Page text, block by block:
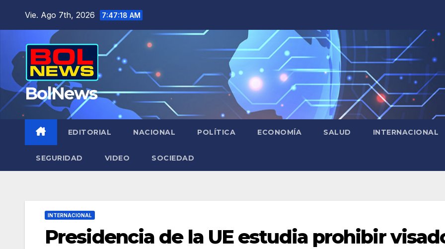
Vie. Ago 7th, 2026 7:47:20 AM
BolNews
EDITORIAL NACIONAL POLÍTICA ECONOMÍA SALUD INTERNACIONAL
SEGURIDAD VIDEO SOCIEDAD
INTERNACIONAL
Presidencia de la UE estudia prohibir